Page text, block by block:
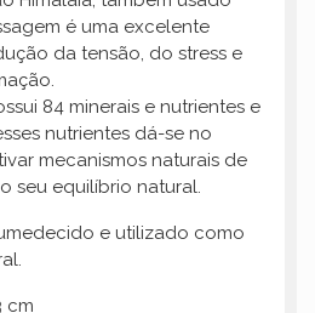
é uma excelente
da tensão, do stress e
84 minerais e nutrientes e
nutrientes dá-se no
mecanismos naturais de
seu equilíbrio natural.
e utilizado como
cm